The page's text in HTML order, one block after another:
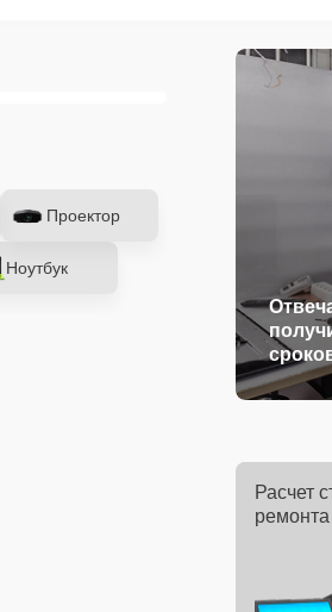
Проектор
Ноутбук
Расчет